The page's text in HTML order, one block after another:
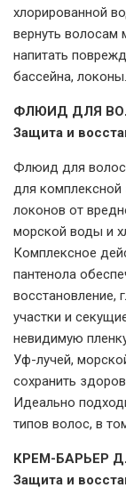
хлорированной
вернуть волосам
напитать
бассейна, локоны.
ФЛЮИД ДЛЯ
Защита и
Флюид для волос
для
локонов от
морской воды и
Комплексное
пантенола
восстановление,
участки и
невидимую
Уф-лучей,
сохранить
Идеально
типов волос, в
КРЕМ-БАРЬЕР
Защита и